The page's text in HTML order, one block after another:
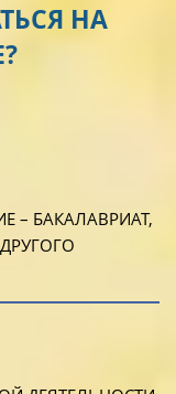
НА
– БАКАЛАВРИАТ,